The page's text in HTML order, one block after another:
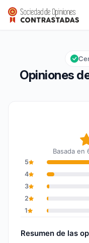
BOBIJOO
Calificación global: 9,7
9,7/10
Opiniones
Basada en
5
4
3
2
1
Resumen de las